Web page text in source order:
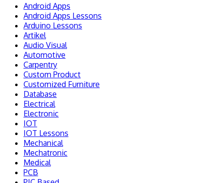
Android Apps
Android Apps Lessons
Arduino Lessons
Artikel
Audio Visual
Automotive
Carpentry
Custom Product
Customized Furniture
Database
Electrical
Electronic
IOT
IOT Lessons
Mechanical
Mechatronic
Medical
PCB